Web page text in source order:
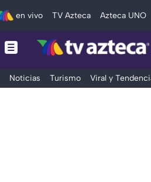
en vivo TV Azteca Azteca UNO
Noticias Turismo Viral y